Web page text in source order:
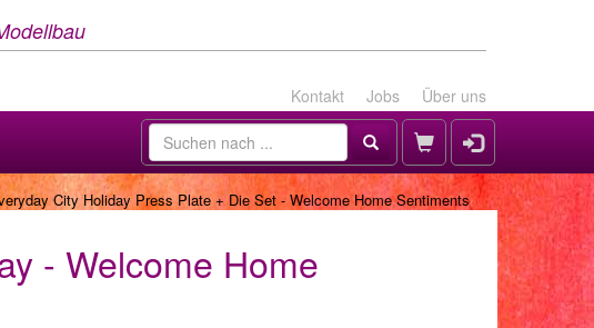
Kontakt Jobs Über uns
City Holiday Press Plate + Die Set - Welcome Home Sentiments
- Welcome Home